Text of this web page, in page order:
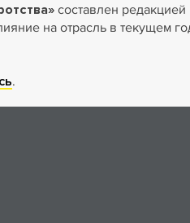
составлен редакцией
на отрасль в текущем
.